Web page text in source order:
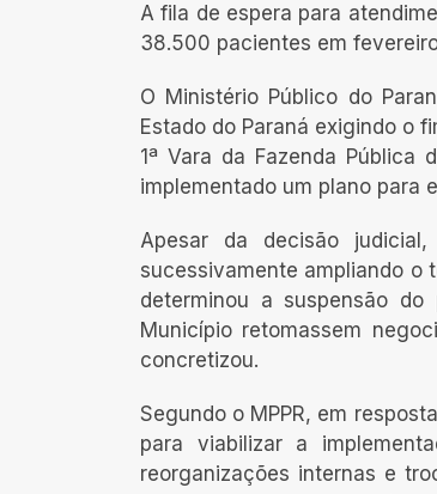
A fila de espera para
38.500 pacientes em
O Ministério Público do
Estado do Paraná exigindo o
1ª Vara da Fazenda
implementado um plano para
Apesar da decisão
sucessivamente ampliando o
determinou a suspensão
Município retomassem
concretizou.
Segundo o MPPR, em
para viabilizar a
reorganizações internas e